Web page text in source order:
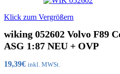
Klick zum Vergrößern
wiking 052602 Volvo F89
ASG 1:87 NEU + OVP
19,39€ inkl. MWSt.